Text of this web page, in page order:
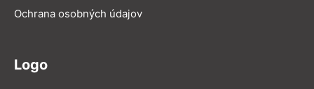
Ochrana osobných údajov
Logo